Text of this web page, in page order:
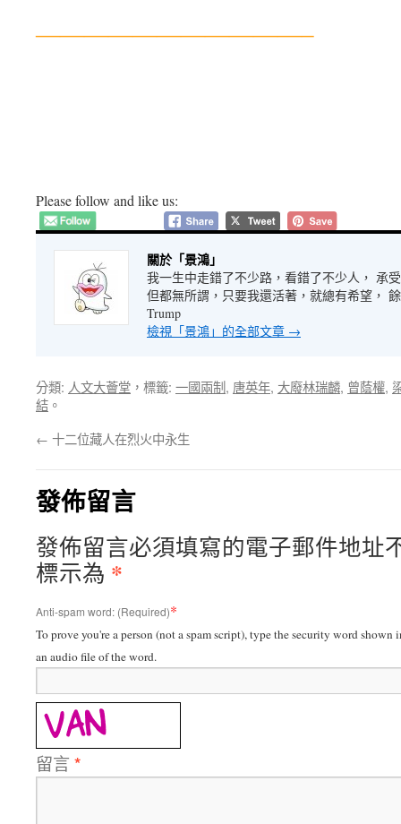
———————————–
Please follow and like us:
關於「景鴻」
我一生中走錯了不少路，看錯了不少人， 承
但都無所謂，只要我還活著，就總有希望，
Trump
檢視「景鴻」的全部文章 →
分類: 人文大薈堂 ，標籤: 一國兩制, 唐英年, 大廢林瑞麟, 曾蔭權,
結 。
← 十二位藏人在烈火中永生
發佈留言
發佈留言必須填寫的電子郵件地址
標示為 *
Anti-spam word: (Required)*
To prove you're a person (not a spam script), type the security word
an audio file of the word.
留言 *